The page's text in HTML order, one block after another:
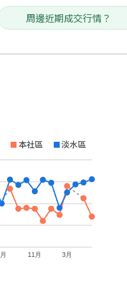
周邊近期成交行情？
本社區 淡水區
11月 3月